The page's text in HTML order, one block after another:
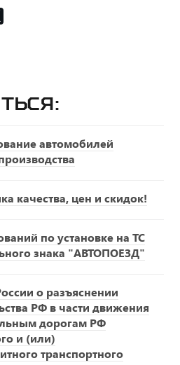
автомобилей
качества, цен и скидок!
по установке на ТС
знака "АВТОПОЕЗД"
о разъяснении
РФ в части движения
дорогам РФ
и (или)
транспортного